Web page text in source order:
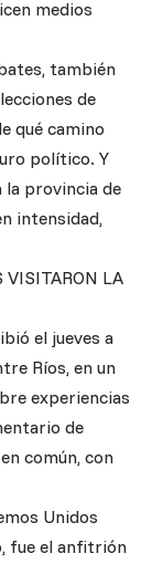
medios
también
de
qué camino
político. Y
la provincia de
intensidad,
VISITARON LA
el jueves a
Ríos, en un
experiencias
de
común, con
Unidos
fue el anfitrión